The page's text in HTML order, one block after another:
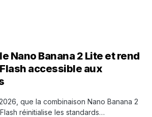
Nano Banana 2 Lite et rend
accessible aux
que la combinaison Nano Banana 2
réinitialise les standards…